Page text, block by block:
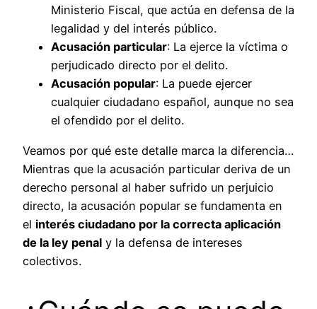
Ministerio Fiscal, que actúa en defensa de la
legalidad y del interés público.
Acusación particular: La ejerce la víctima o
perjudicado directo por el delito.
Acusación popular: La puede ejercer
cualquier ciudadano español, aunque no sea
el ofendido por el delito.
Veamos por qué este detalle marca la diferencia…
Mientras que la acusación particular deriva de un
derecho personal al haber sufrido un perjuicio
directo, la acusación popular se fundamenta en
el interés ciudadano por la correcta aplicación
de la ley penal y la defensa de intereses
colectivos.